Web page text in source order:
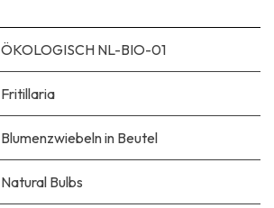
ÖKOLOGISCH NL-BIO-01
Fritillaria
Blumenzwiebeln in Beutel
Natural Bulbs